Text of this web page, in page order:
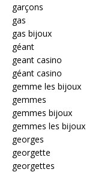
garçons
gas
gas bijoux
géant
geant casino
géant casino
gemme les bijoux
gemmes
gemmes bijoux
gemmes les bijoux
georges
georgette
georgettes